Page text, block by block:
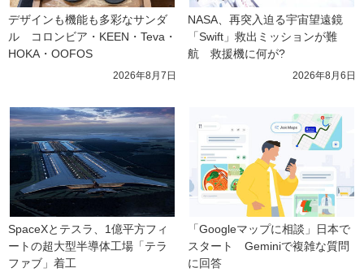
デザインも機能も多彩なサンダ
ル　コロンビア・KEEN・Teva・
HOKA・OOFOS
2026年8月7日
NASA、再突入迫る宇宙望遠鏡
「Swift」救出ミッションが難
航　救援機に何が?
2026年8月6日
SpaceXとテスラ、1億平方フィ
ートの超大型半導体工場「テラ
ファブ」着工
「Googleマップに相談」日本で
スタート　Geminiで複雑な質問
に回答